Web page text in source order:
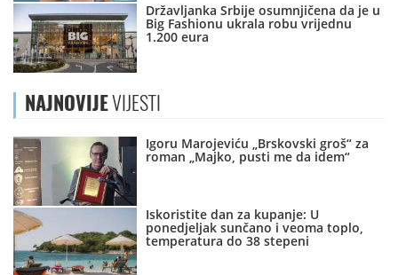
Državljanka Srbije osumnjičena da je u
Big Fashionu ukrala robu vrijednu
1.200 eura
NAJNOVIJEVIJESTI
Igoru Marojeviću „Brskovski groš“ za
roman „Majko, pusti me da idem“
Iskoristite dan za kupanje: U
ponedjeljak sunčano i veoma toplo,
temperatura do 38 stepeni